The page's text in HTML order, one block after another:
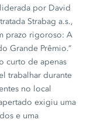
por David
Strabag a.s.,
prazo rigoroso: A
Grande Prêmio.“
curto de apenas
trabalhar durante
no local
exigiu uma
e uma